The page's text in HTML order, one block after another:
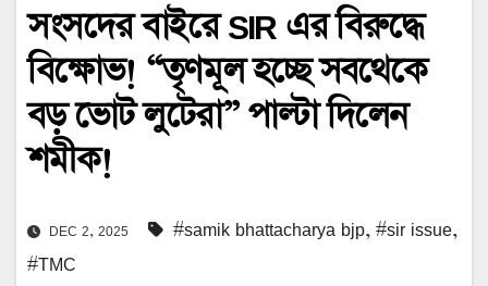
সংসদের বাইরে SIR এর বিরুদ্ধে
বিক্ষোভ! “তৃণমূল হচ্ছে সবথেকে
বড় ভোট লুটেরা” পাল্টা দিলেন
শমীক!
DEC 2, 2025 #samik bhattacharya bjp, #sir issue,
#TMC